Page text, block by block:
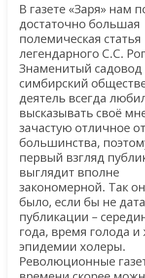
В газете «Заря» нам
достаточно большая
полемическая статья
легендарного С.С.
Знаменитый садовод
симбирский
деятель всегда
высказывать своё
зачастую отличное
большинства,
первый взгляд
выглядит вполне
закономерной. Так
было, если бы не дата
публикации –
года, время голода и
эпидемии холеры.
Революционные